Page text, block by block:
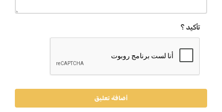
تأكيد ؟
أضافة تعليق